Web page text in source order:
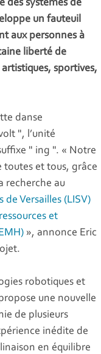
des systèmes de
un fauteuil
aux personnes à
liberté de
sportives,
danse
", l’unité
" ing ". « Notre
et tous, grâce
recherche au
Versailles (LISV)
et
», annonce Eric
robotiques et
une nouvelle
de plusieurs
inédite de
en équilibre